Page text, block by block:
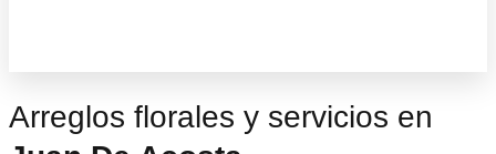
Arreglos florales y servicios en